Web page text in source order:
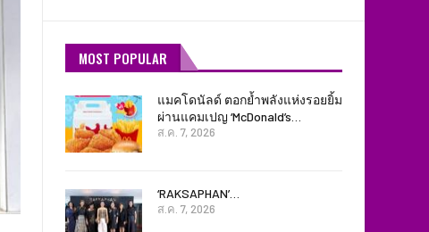
MOST POPULAR
แมคโดนัลด์ ตอกย้ำพลังแห่งรอยยิ้ม
ผ่านแคมเปญ ‘McDonald’s…
ส.ค. 7, 2026
‘RAKSAPHAN’…
ส.ค. 7, 2026